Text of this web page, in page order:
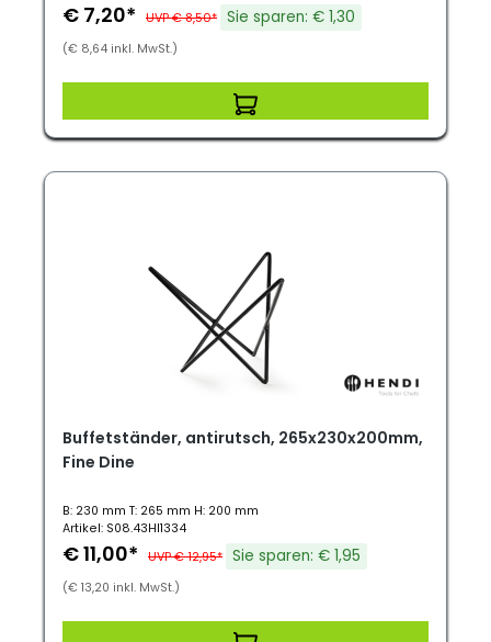
€ 7,20* UVP € 8,50* Sie sparen: € 1,30
(€ 8,64 inkl. MwSt.)
Buffetständer, antirutsch, 265x230x200mm,
Fine Dine
B: 230 mm T: 265 mm H: 200 mm
Artikel: S08.43HI1334
€ 11,00* UVP € 12,95* Sie sparen: € 1,95
(€ 13,20 inkl. MwSt.)